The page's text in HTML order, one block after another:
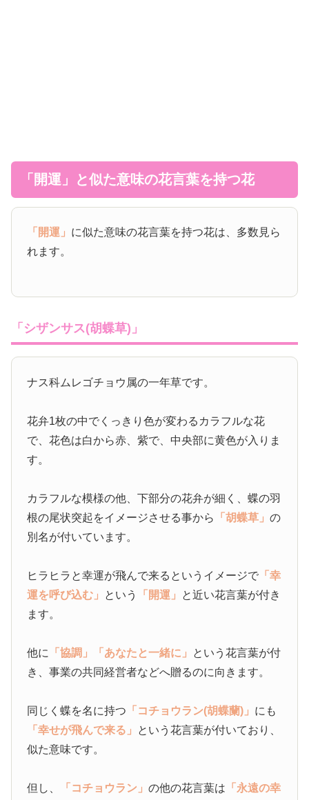
「開運」と似た意味の花言葉を持つ花
「開運」 に似た意味の花言葉を持つ花は、多数見ら
れます。
「シザンサス(胡蝶草)」
ナス科ムレゴチョウ属の一年草です。
花弁1枚の中でくっきり色が変わるカラフルな花
で、花色は白から赤、紫で、中央部に黄色が入りま
す。
カラフルな模様の他、下部分の花弁が細く、蝶の羽
根の尾状突起をイメージさせる事から
「胡蝶草」の
別名が付いています。
ヒラヒラと幸運が飛んで来るというイメージで 「幸
運を呼び込む」 という 「開運」 と近い花言葉が付き
ます。
他に 「協調」 「あなたと一緒に」 という花言葉が付
き、事業の共同経営者などへ贈るのに向きます。
同じく蝶を名に持つ 「コチョウラン(胡蝶蘭)」 にも
「幸せが飛んで来る」 という花言葉が付いており、
似た意味です。
但し、 「コチョウラン」の他の花言葉は 「永遠の幸